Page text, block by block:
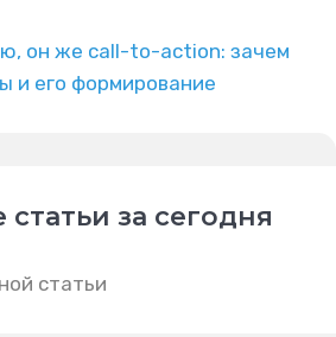
он же call-to-action: зачем
и его формирование
за сегодня
статьи